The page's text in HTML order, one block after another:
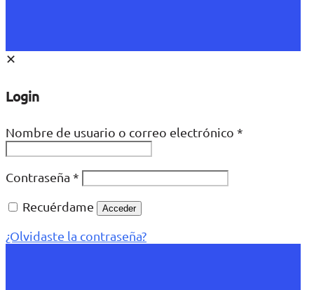
✕
Login
Nombre de usuario o correo electrónico *
Contraseña *
Recuérdame
Acceder
¿Olvidaste la contraseña?